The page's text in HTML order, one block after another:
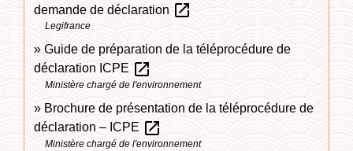
demande de déclaration open_in_new
Legifrance
Guide de préparation de la téléprocédure de
déclaration ICPE open_in_new
Ministère chargé de l'environnement
Brochure de présentation de la téléprocédure de
déclaration – ICPE open_in_new
Ministère chargé de l'environnement